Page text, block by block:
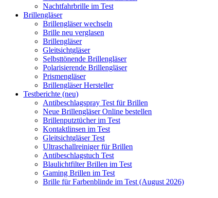
Nachtfahrbrille im Test
Brillengläser
Brillengläser wechseln
Brille neu verglasen
Brillengläser
Gleitsichtgläser
Selbsttönende Brillengläser
Polarisierende Brillengläser
Prismengläser
Brillengläser Hersteller
Testberichte (neu)
Antibeschlagspray Test für Brillen
Neue Brillengläser Online bestellen
Brillenputztücher im Test
Kontaktlinsen im Test
Gleitsichtgläser Test
Ultraschallreiniger für Brillen
Antibeschlagstuch Test
Blaulichtfilter Brillen im Test
Gaming Brillen im Test
Brille für Farbenblinde im Test (August 2026)